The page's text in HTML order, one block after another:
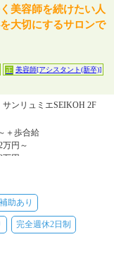
美容師を続けたい人
大切にするサロンで
正 美容師[アシスタント(新卒)]
ンリュミエSEIKOH 2F
＋歩合給
万円～
万円～
助あり
完全週休2日制